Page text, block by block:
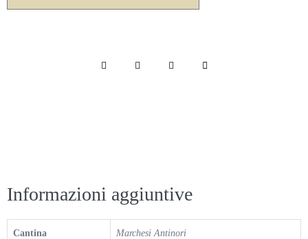
Informazioni aggiuntive
Cantina Marchesi Antinori